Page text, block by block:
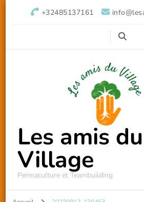
+32485137161
Les amis du
Village
Permaculture et Teambuilding